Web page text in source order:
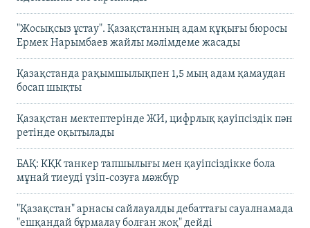
"Жосықсыз ұстау". Қазақстанның адам құқығы бюросы
Ермек Нарымбаев жайлы мәлімдеме жасады
Қазақстанда рақымшылықпен 1,5 мың адам қамаудан
босап шықты
Қазақстан мектептерінде ЖИ, цифрлық қауіпсіздік пән
ретінде оқытылады
БАҚ: КҚК танкер тапшылығы мен қауіпсіздікке бола
мұнай тиеуді үзіп-созуға мәжбүр
"Қазақстан" арнасы сайлауалды дебаттағы сауалнамада
"ешқандай бұрмалау болған жоқ" дейді